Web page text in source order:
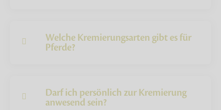
Welche Kremierungsarten gibt es für
Pferde?
Darf ich persönlich zur Kremierung
anwesend sein?